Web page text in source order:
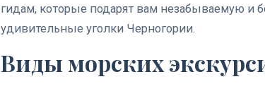
гидам, которые подарят вам незабываемую и
удивительные уголки Черногории.
Виды морских